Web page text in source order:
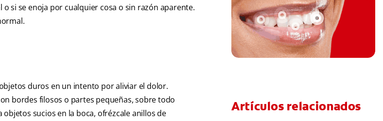
si se enoja por cualquier cosa o sin razón aparente.
duros en un intento por aliviar el dolor.
bordes filosos o partes pequeñas, sobre todo
sucios en la boca, ofrézcale anillos de
Artículos relacionados